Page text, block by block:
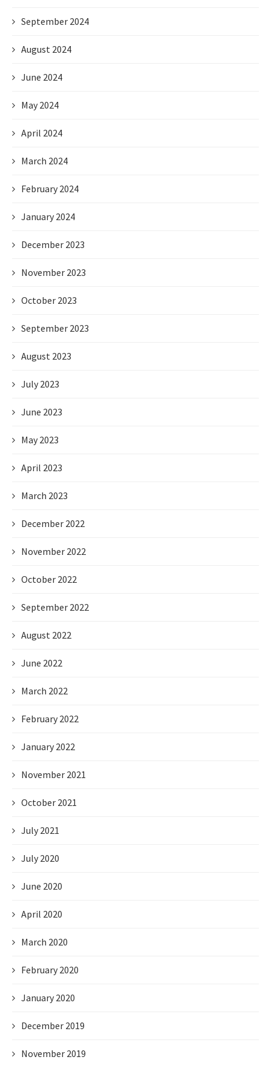
September 2024
August 2024
June 2024
May 2024
April 2024
March 2024
February 2024
January 2024
December 2023
November 2023
October 2023
September 2023
August 2023
July 2023
June 2023
May 2023
April 2023
March 2023
December 2022
November 2022
October 2022
September 2022
August 2022
June 2022
March 2022
February 2022
January 2022
November 2021
October 2021
July 2021
July 2020
June 2020
April 2020
March 2020
February 2020
January 2020
December 2019
November 2019